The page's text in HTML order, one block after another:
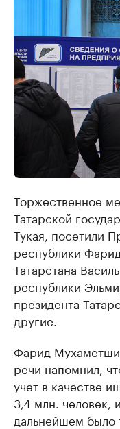
Торжественное
Татарской
Тукая, посетили
республики
Татарстана
республики
президента
другие.
Фарид
речи напомнил,
учет в качестве
3,4 млн. человек,
дальнейшем было